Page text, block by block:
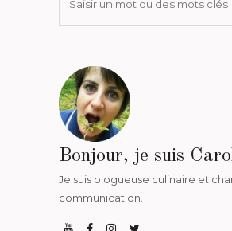
Bonjour, je suis
Je suis blogueuse culinaire et
communication.